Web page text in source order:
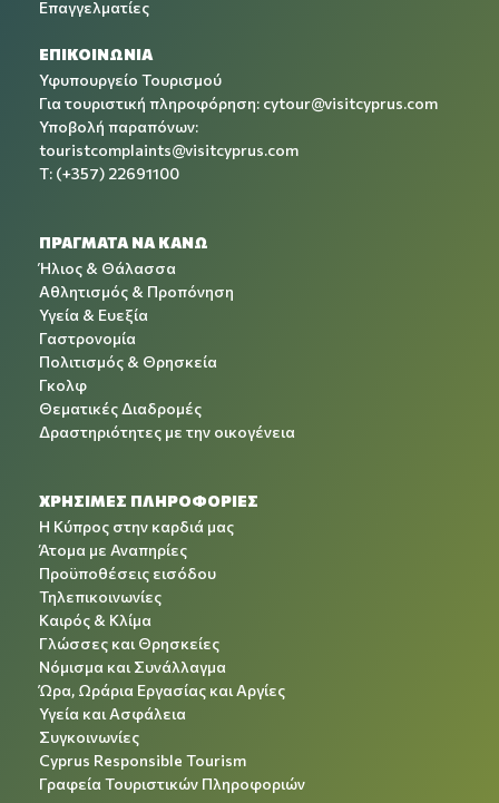
Επαγγελματίες
ΕΠΙΚΟΙΝΩΝΙΑ
Υφυπουργείο Τουρισμού
Για τουριστική πληροφόρηση: cytour@visitcyprus.com
Υποβολή παραπόνων:
touristcomplaints@visitcyprus.com
T: (+357) 22691100
ΠΡΑΓΜΑΤΑ ΝΑ ΚΑΝΩ
Ήλιος & Θάλασσα
Αθλητισμός & Προπόνηση
Υγεία & Ευεξία
Γαστρονομία
Πολιτισμός & Θρησκεία
Γκολφ
Θεματικές Διαδρομές
Δραστηριότητες με την οικογένεια
ΧΡΉΣΙΜΕΣ ΠΛΗΡΟΦΟΡΊΕΣ
Η Κύπρος στην καρδιά μας
Άτομα με Αναπηρίες
Προϋποθέσεις εισόδου
Τηλεπικοινωνίες
Καιρός & Κλίμα
Γλώσσες και Θρησκείες
Νόμισμα και Συνάλλαγμα
Ώρα, Ωράρια Εργασίας και Αργίες
Υγεία και Ασφάλεια
Συγκοινωνίες
Cyprus Responsible Tourism
Γραφεία Τουριστικών Πληροφοριών